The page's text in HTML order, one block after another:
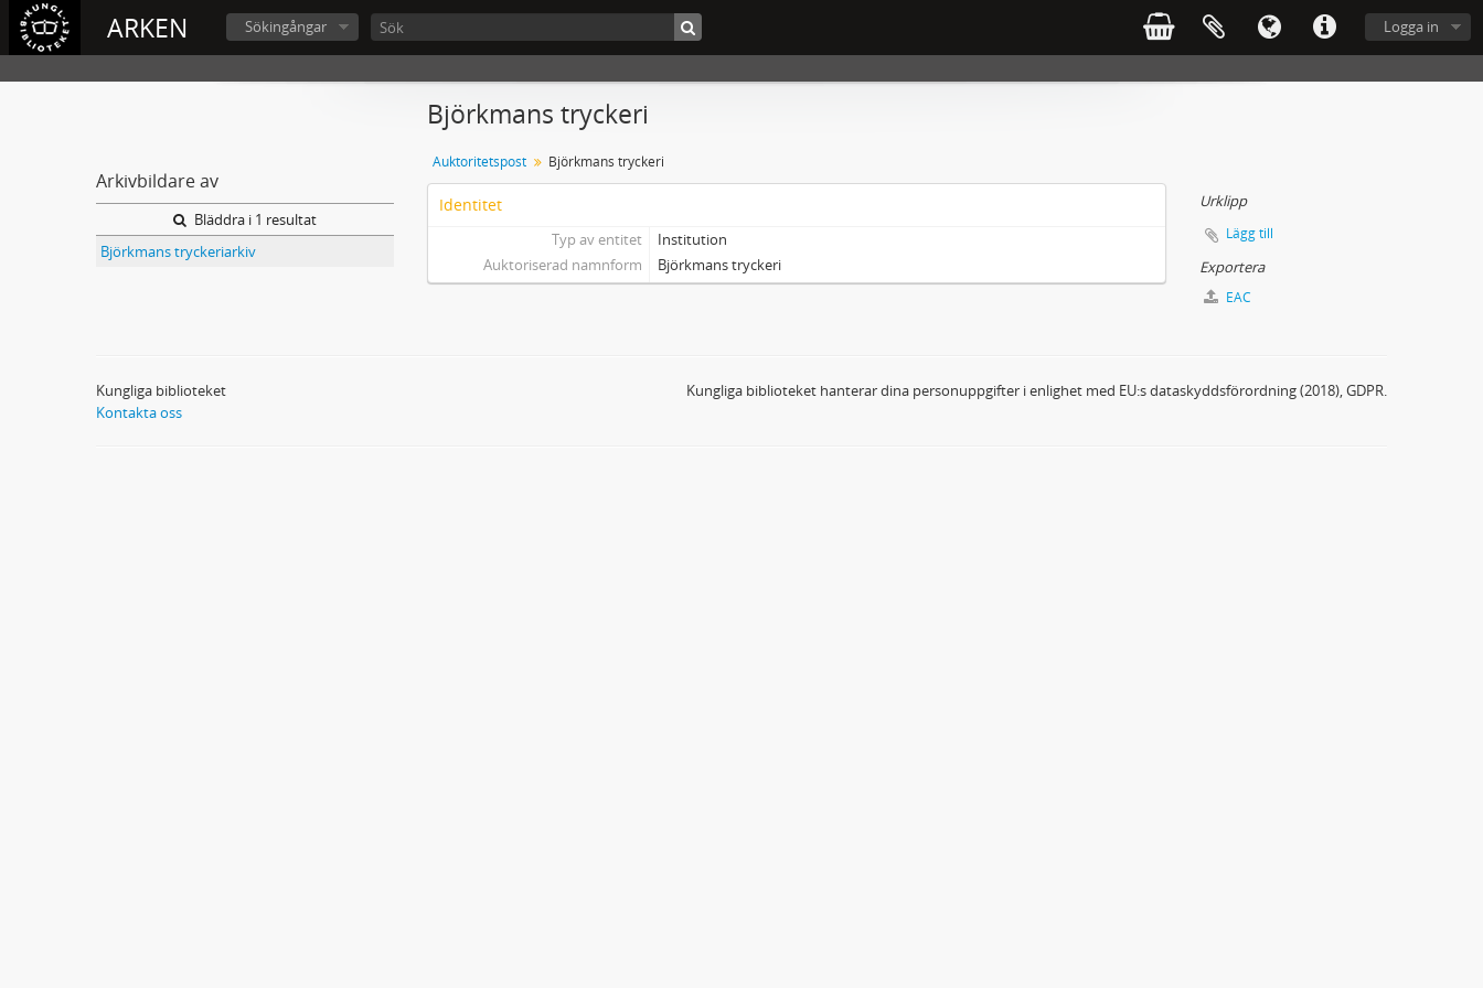
ARKEN Logga in
Sökingångar
Arkivbildare av
Bläddra i 1 resultat
Björkmans tryckeriarkiv
Björkmans tryckeri
Auktoritetspost Björkmans tryckeri
Identitet
Typ av entitet
Institution
Auktoriserad namnform
Björkmans tryckeri
Urklipp
Lägg till
Exportera
EAC
Kungliga biblioteket
Kontakta oss
Kungliga biblioteket hanterar dina personuppgifter i enlighet med EU:s dataskyddsförordning (2018), GDPR.